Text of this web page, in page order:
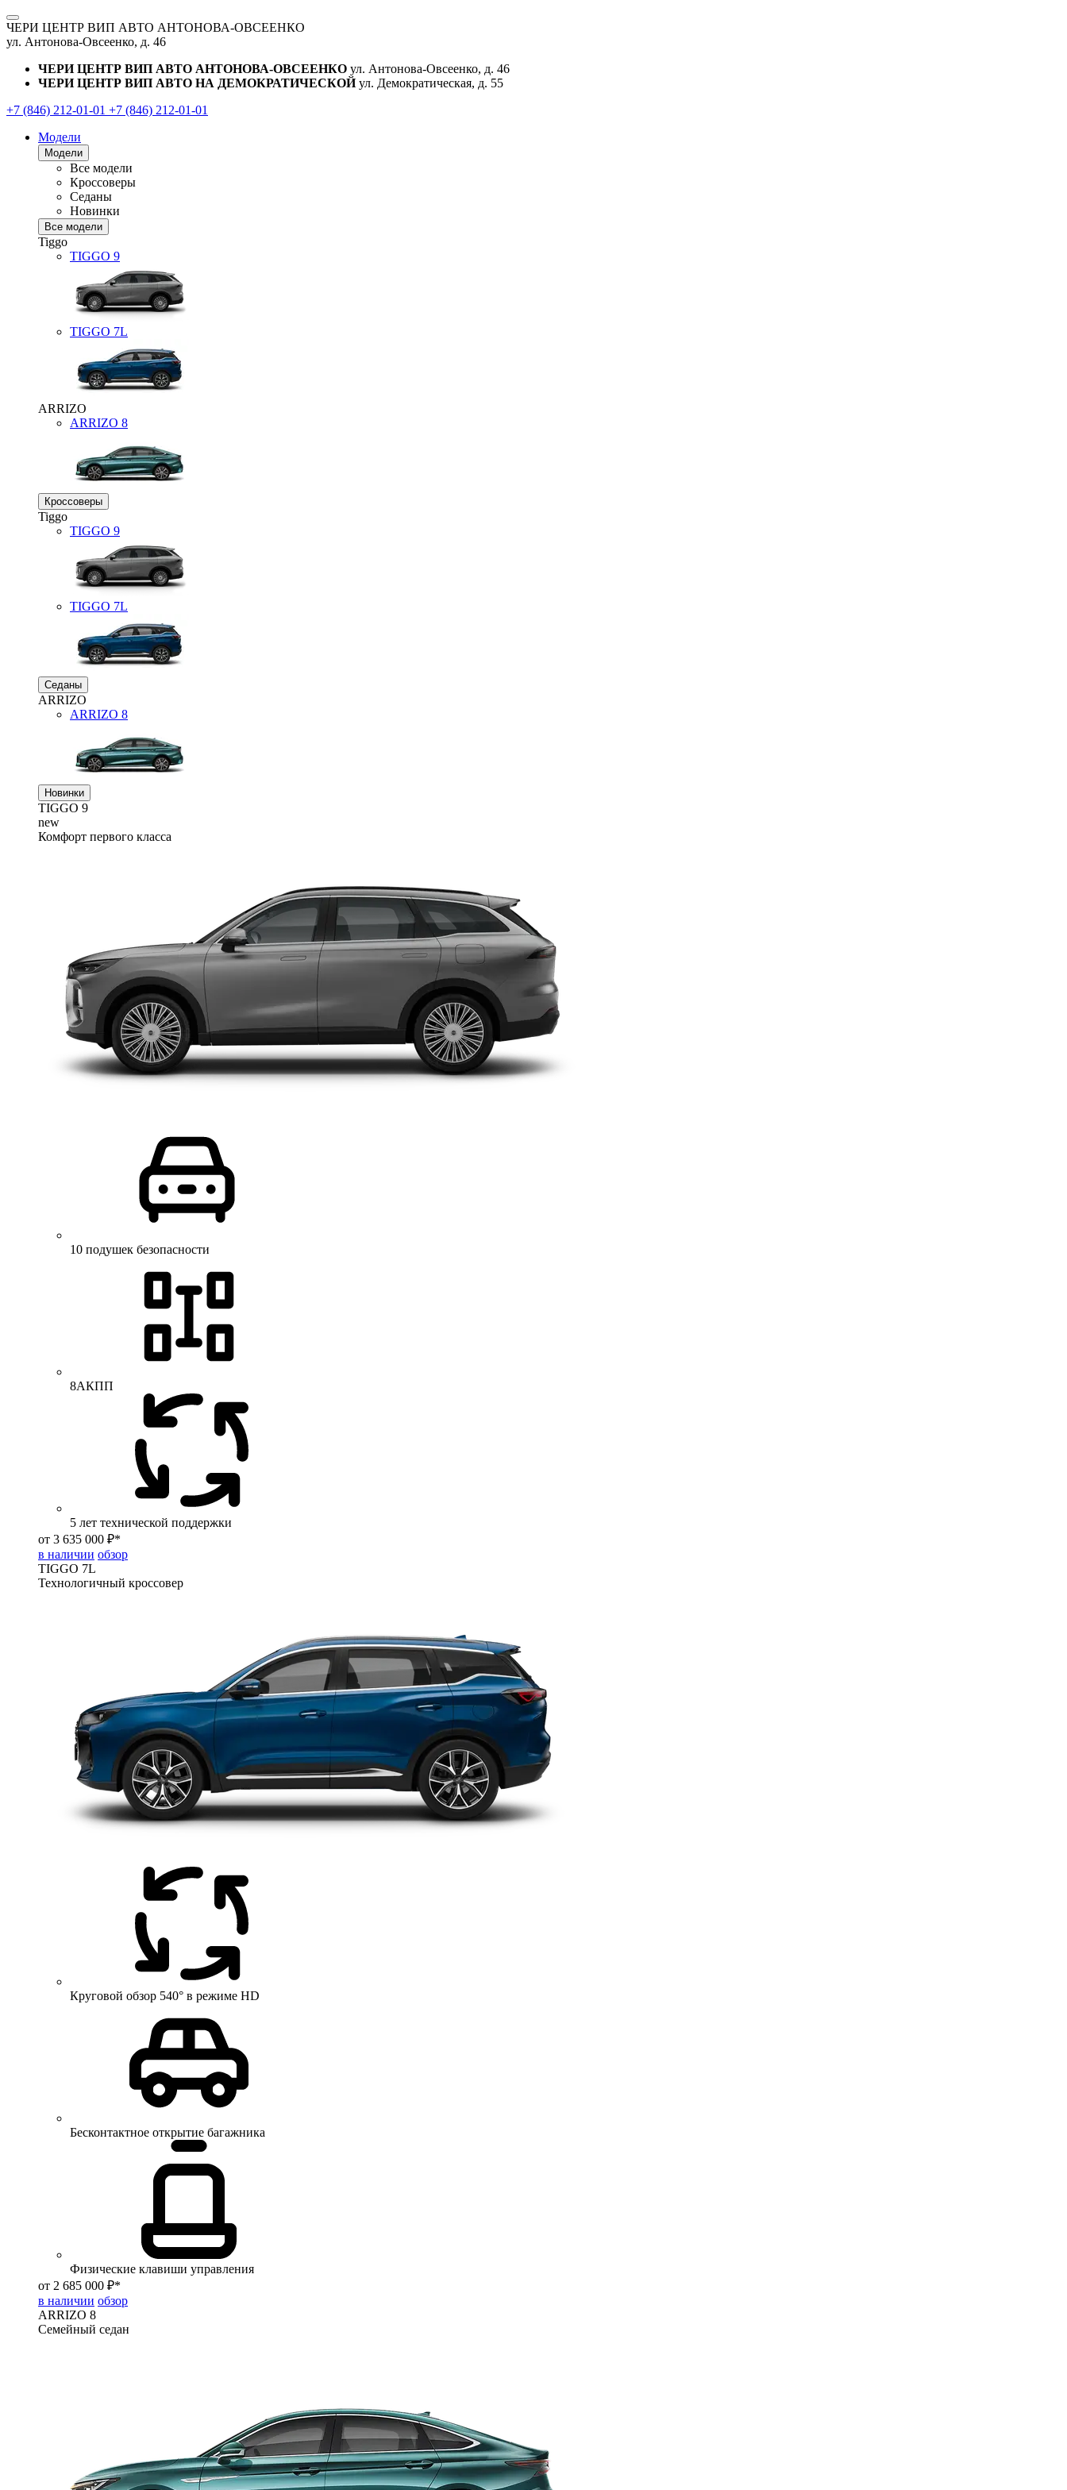
ЧЕРИ ЦЕНТР ВИП АВТО АНТОНОВА-ОВСЕЕНКО
ул. Антонова-Овсеенко, д. 46
ЧЕРИ ЦЕНТР ВИП АВТО АНТОНОВА-ОВСЕЕНКО ул. Антонова-Овсеенко, д. 46
ЧЕРИ ЦЕНТР ВИП АВТО НА ДЕМОКРАТИЧЕСКОЙ ул. Демократическая, д. 55
+7 (846) 212-01-01 +7 (846) 212-01-01
Модели
Модели
Все модели
Кроссоверы
Седаны
Новинки
Все модели
Tiggo
TIGGO 9
TIGGO 7L
ARRIZO
ARRIZO 8
Кроссоверы
Tiggo
TIGGO 9
TIGGO 7L
Седаны
ARRIZO
ARRIZO 8
Новинки
TIGGO 9
new
Комфорт первого класса
10 подушек безопасности
8АКПП
5 лет технической поддержки
от 3 635 000 ₽*
в наличии обзор
TIGGO 7L
Технологичный кроссовер
Круговой обзор 540° в режиме HD
Бесконтактное открытие багажника
Физические клавиши управления
от 2 685 000 ₽*
в наличии обзор
ARRIZO 8
Семейный седан